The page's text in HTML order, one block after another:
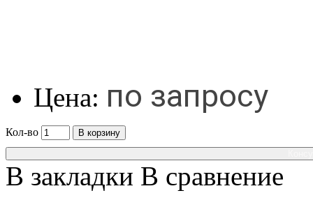
Цена: по запросу
Кол-во
В корзину
В закладки В сравнение